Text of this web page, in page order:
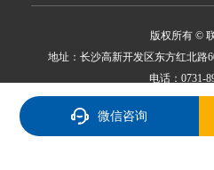
版权所有 ©
地址：长沙高新开发区东方红北路
电话：0731-
备案号：湘ICP备
微信咨询